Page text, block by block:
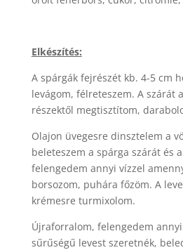
Elkészítés:
A spárgák fejrészét kb. 4-5 cm
levágom, félreteszem. A szárát
részektől megtisztítom,
Olajon üvegesre dinsztelem a
beleteszem a spárga szárát és
felengedem annyi vízzel
borsozom, puhára főzöm. A
krémesre turmixolom.
Újraforralom, felengedem
sűrűségű levest szeretnék,